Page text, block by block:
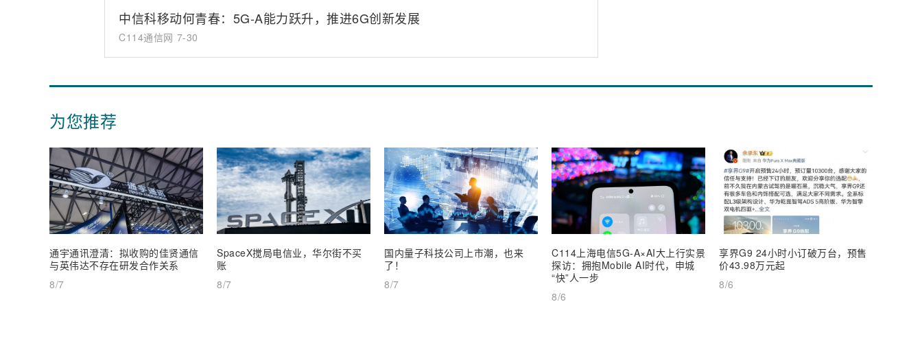
中信科移动何青春：5G-A能力跃升，推进6G创新发展
C114通信网 7-30
为您推荐
通宇通讯澄清：拟收购的佳贤通信
与英伟达不存在研发合作关系
8/7
SpaceX搅局电信业，华尔街不买
账
8/7
国内量子科技公司上市潮，也来
了！
8/7
C114上海电信5G-A×AI大上行实景
探访：拥抱Mobile AI时代，申城
“快”人一步
8/6
享界G9 24小时小订破万台，预售
价43.98万元起
8/6